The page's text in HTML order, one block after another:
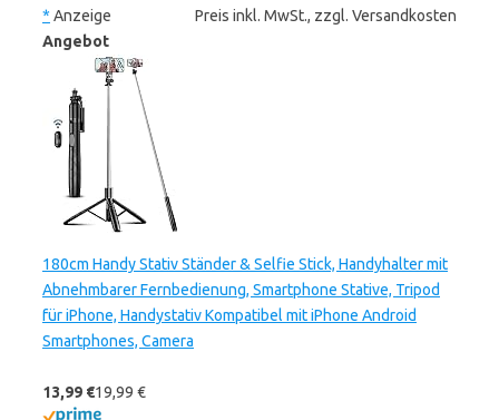
* Anzeige
Preis inkl. MwSt., zzgl. Versandkosten
Angebot
180cm Handy Stativ Ständer & Selfie Stick, Handyhalter mit
Abnehmbarer Fernbedienung, Smartphone Stative, Tripod
für iPhone, Handystativ Kompatibel mit iPhone Android
Smartphones, Camera
13,99 €19,99 €